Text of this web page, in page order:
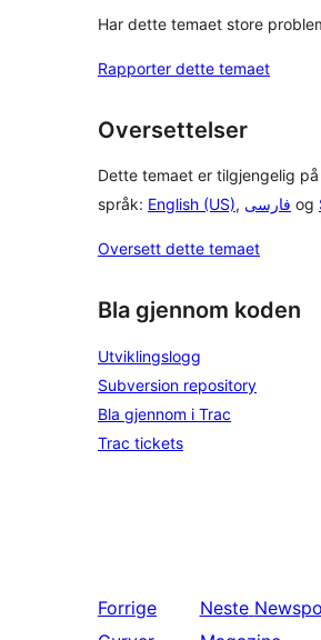
Har dette temaet store
Rapporter dette temaet
Oversettelser
Dette temaet er tilgjengelig
språk: English (US), فارسی og
Oversett dette temaet
Bla gjennom koden
Utviklingslogg
Subversion repository
Bla gjennom i Trac
Trac tickets
Forrige
Neste